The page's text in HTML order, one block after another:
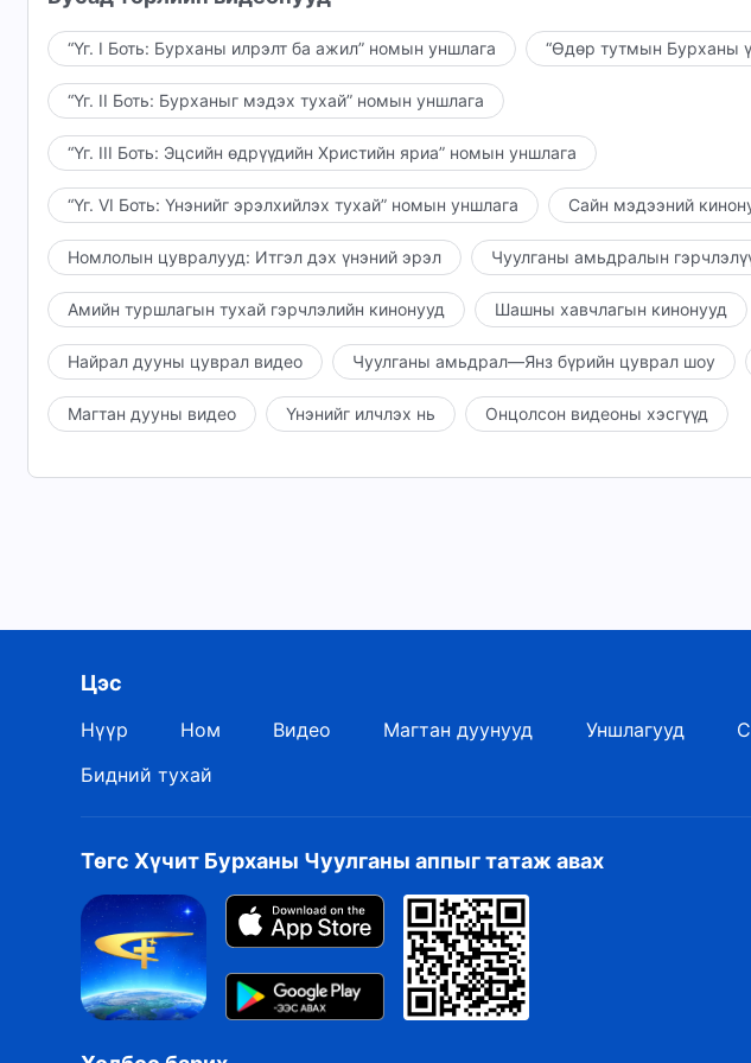
“Үг. I Боть: Бурханы илрэлт ба ажил” номын уншлага “Өдөр тутмын Бурханы
“Үг. II Боть: Бурханыг мэдэх тухай” номын уншлага
“Үг. III Боть: Эцсийн өдрүүдийн Христийн яриа” номын уншлага
“Үг. VI Боть: Үнэнийг эрэлхийлэх тухай” номын уншлага Сайн мэдээний
Номлолын цувралууд: Итгэл дэх үнэний эрэл Чуулганы амьдралын
Амийн туршлагын тухай гэрчлэлийн кинонууд Шашны хавчлагын кинонууд
Найрал дууны цуврал видео Чуулганы амьдрал—Янз бүрийн цуврал шоу
Магтан дууны видео Үнэнийг илчлэх нь Онцолсон видеоны хэсгүүд
Цэс
Нүүр Ном Видео Магтан дуунууд Уншлагууд
Бидний тухай
Төгс Хүчит Бурханы Чуулганы аппыг татаж авах